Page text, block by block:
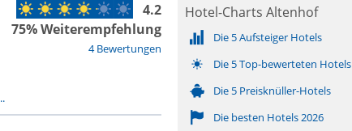
4 Bewertungen
4.2
75% Weiterempfehlung
Hotel-Charts Altenhof
Die 5 Aufsteiger Hotels
Die 5 Top-bewerteten Hotels
Die 5 Preisknüller-Hotels
Die besten Hotels 2026